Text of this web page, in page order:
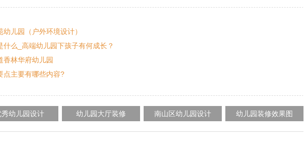
儿园（户外环境设计）
什么_高端幼儿园下孩子有何成长？
香林华府幼儿园
点主要有哪些内容?
秀幼儿园设计 幼儿园大厅装修 南山区幼儿园设计 幼儿园装修效果图